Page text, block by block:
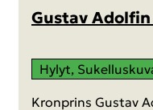
Gus­tav
Hylyt,
Kronprins Gus­tav